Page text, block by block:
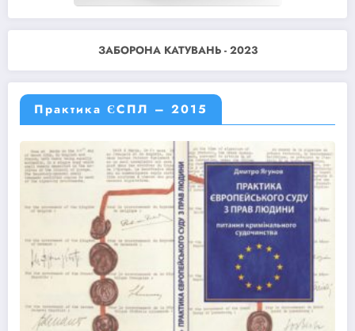
ЗАБОРОНА КАТУВАНЬ - 2023
Практика ЄСПЛ – 2015